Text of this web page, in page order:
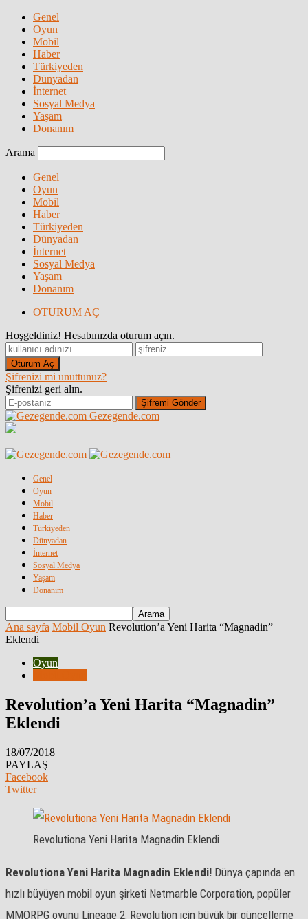
Genel
Oyun
Mobil
Haber
Türkiyeden
Dünyadan
İnternet
Sosyal Medya
Yaşam
Donanım
Arama
Genel
Oyun
Mobil
Haber
Türkiyeden
Dünyadan
İnternet
Sosyal Medya
Yaşam
Donanım
OTURUM AÇ
Hoşgeldiniz! Hesabınızda oturum açın.
Şifrenizi mi unuttunuz?
Şifrenizi geri alın.
Gezegende.com
Genel
Oyun
Mobil
Haber
Türkiyeden
Dünyadan
İnternet
Sosyal Medya
Yaşam
Donanım
Ana sayfa Mobil Oyun Revolution’a Yeni Harita “Magnadin”
Eklendi
Oyun
Revolution’a Yeni Harita “Magnadin”
Eklendi
18/07/2018
PAYLAŞ
Facebook
Twitter
Revolutiona Yeni Harita Magnadin Eklendi
Revolutiona Yeni Harita Magnadin Eklendi! Dünya çapında en
hızlı büyüyen mobil oyun şirketi Netmarble Corporation, popüler
MMORPG oyunu Lineage 2: Revolution için büyük bir güncelleme